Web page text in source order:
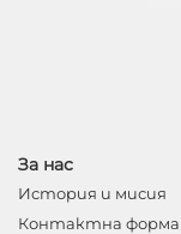
За нас
История и мисия
Контактна форма